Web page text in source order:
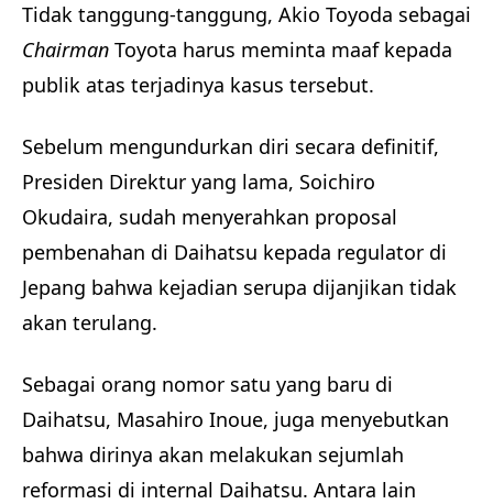
Tidak tanggung-tanggung, Akio Toyoda sebagai
Chairman Toyota harus meminta maaf kepada
publik atas terjadinya kasus tersebut.
Sebelum mengundurkan diri secara definitif,
Presiden Direktur yang lama, Soichiro
Okudaira, sudah menyerahkan proposal
pembenahan di Daihatsu kepada regulator di
Jepang bahwa kejadian serupa dijanjikan tidak
akan terulang.
Sebagai orang nomor satu yang baru di
Daihatsu, Masahiro Inoue, juga menyebutkan
bahwa dirinya akan melakukan sejumlah
reformasi di internal Daihatsu. Antara lain